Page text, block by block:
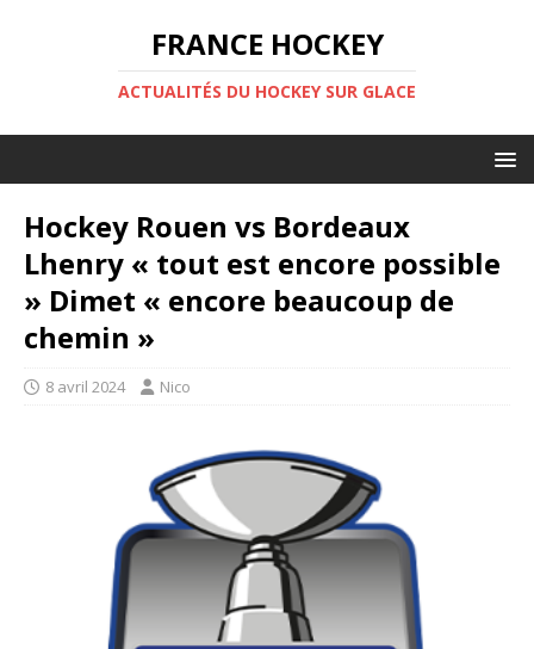
FRANCE HOCKEY
ACTUALITÉS DU HOCKEY SUR GLACE
Hockey Rouen vs Bordeaux
Lhenry « tout est encore possible
» Dimet « encore beaucoup de
chemin »
8 avril 2024 Nico